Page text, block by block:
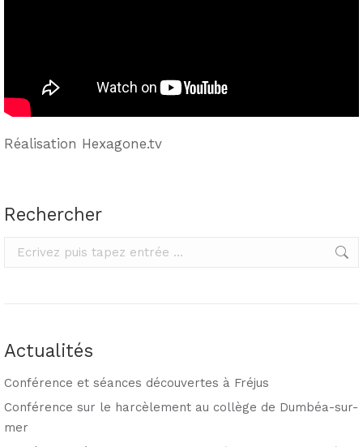
Réalisation Hexagone.tv
Rechercher
Rechercher
Actualités
Conférence et séances découvertes à Fréjus
Conférence sur le harcèlement au collège de Dumbéa-sur-
mer